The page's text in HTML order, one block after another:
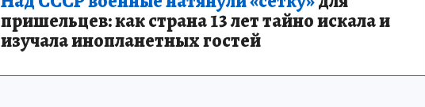
пришельцев: как страна 13 лет тайно искала и
изучала инопланетных гостей